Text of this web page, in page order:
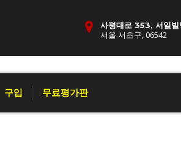
사평대로 353, 서일
서울 서초구, 06542
구입 무료평가판